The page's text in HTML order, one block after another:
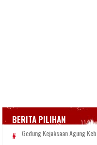
BERITA PILIHAN
Gedung Kejaksaan Agung